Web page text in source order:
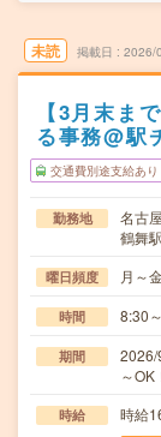
未読 掲載日 2026/
【3月末ま
る事務@駅
交通費別途支給あり
勤務地
名古
鶴舞
曜日頻度 月～
時間 8:30
期間
～OK
時給 時給